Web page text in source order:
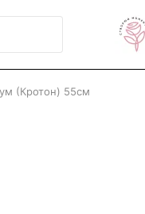
(Кротон) 55см